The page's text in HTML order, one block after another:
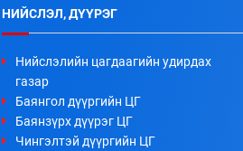
НИЙСЛЭЛ, ДҮҮРЭГ
Нийслэлийн цагдаагийн удирдах
газар
Баянгол дүүргийн ЦГ
Баянзүрх дүүрэг ЦГ
Чингэлтэй дүүргийн ЦГ